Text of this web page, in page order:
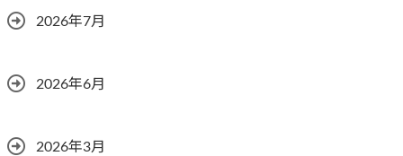
2026年7月
2026年6月
2026年3月